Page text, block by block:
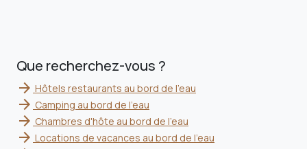
Que recherchez-vous ?
arrow_forward Hôtels restaurants au bord de l'eau
arrow_forward Camping au bord de l'eau
arrow_forward Chambres d'hôte au bord de l'eau
arrow_forward Locations de vacances au bord de l'eau